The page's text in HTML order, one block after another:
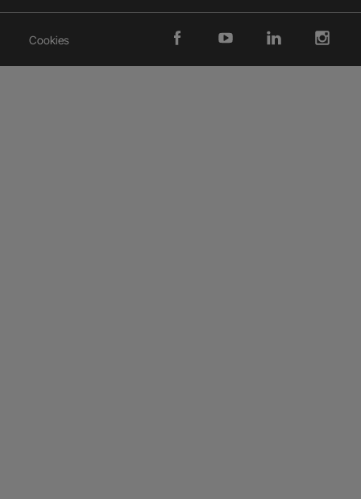
Cookies